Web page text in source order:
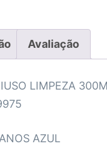
Avaliação
LIMPEZA
AZUL